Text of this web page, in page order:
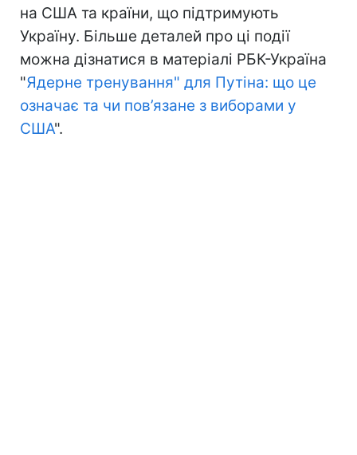
на США та країни, що підтримують
Україну. Більше деталей про ці події
можна дізнатися в матеріалі РБК-Україна
"Ядерне тренування" для Путіна: що це
означає та чи пов’язане з виборами у
США".